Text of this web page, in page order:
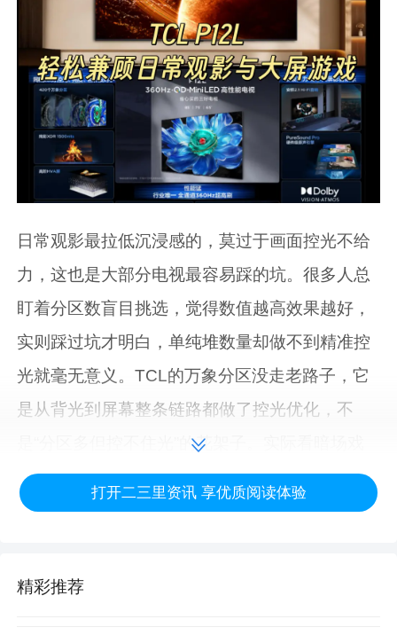
日常观影最拉低沉浸感的，莫过于画面控光不给
力，这也是大部分电视最容易踩的坑。很多人总
盯着分区数盲目挑选，觉得数值越高效果越好，
实则踩过坑才明白，单纯堆数量却做不到精准控
光就毫无意义。TCL的万象分区没走老路子，它
是从背光到屏幕整条链路都做了控光优化，不
是“分区多但控不住光”的花架子。实际看暗场戏
的时候，黑场干净有细节，亮部光晕压得住，画
面层次感很清晰。
打开二三里资讯 享优质阅读体验
精彩推荐